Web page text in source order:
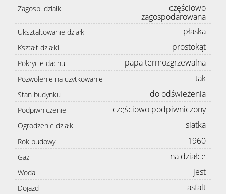
Zagosp. działki
częściowo
zagospodarowana
Ukształtowanie działki płaska
Kształt działki prostokąt
Pokrycie dachu papa termozgrzewalna
Pozwolenie na użytkowanie tak
Stan budynku do odświeżenia
Podpiwniczenie częściowo podpiwniczony
Ogrodzenie działki siatka
Rok budowy 1960
Gaz na działce
Woda jest
Dojazd asfalt